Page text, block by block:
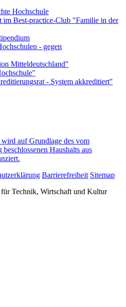
auf Grundlage des vom
beschlossenen Haushalts aus
Barrierefreiheit Sitemap
Technik, Wirtschaft und Kultur